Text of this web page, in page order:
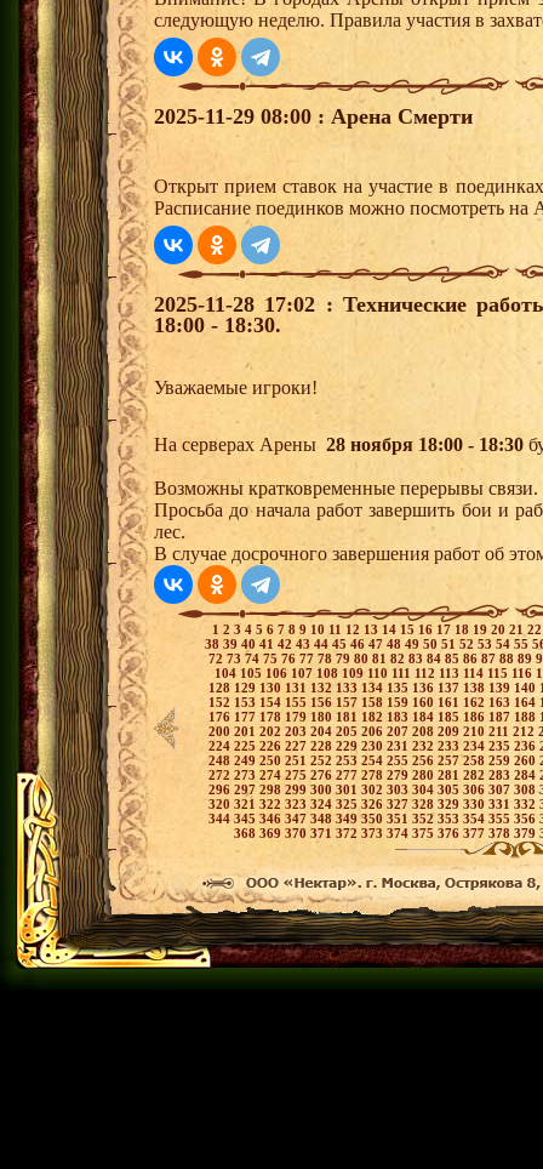
следующую неделю. Правила участия в
2025-11-29 08:00 : Арена Смерти
Открыт прием ставок на участие в
Расписание поединков можно посмотреть на
2025-11-28 17:02 : Технические
18:00 - 18:30.
Уважаемые игроки!
На серверах Арены 28 ноября 18:00 - 18:30
Возможны кратковременные перерывы связи.
Просьба до начала работ завершить бои и
лес.
В случае досрочного завершения работ об
1 2 3 4 5 6 7 8 9 10 11 12 13 14 15 16 17 18 19 20 21
38 39 40 41 42 43 44 45 46 47 48 49 50 51 52 53 54 55
72 73 74 75 76 77 78 79 80 81 82 83 84 85 86 87 88 89
104 105 106 107 108 109 110 111 112 113 114 115 116
128 129 130 131 132 133 134 135 136 137 138 139 140
152 153 154 155 156 157 158 159 160 161 162 163 164
176 177 178 179 180 181 182 183 184 185 186 187 188
200 201 202 203 204 205 206 207 208 209 210 211 212
224 225 226 227 228 229 230 231 232 233 234 235 236
248 249 250 251 252 253 254 255 256 257258 259 260
272 273 274 275 276 277 278 279 280 281 282 283 284
296 297 298 299 300 301 302 303 304 305 306 307 308
320 321 322 323 324 325 326 327 328 329 330 331 332
344 345 346 347 348 349350 351 352 353 354 355 356
368 369 370 371 372 373 374 375 376 377 378 379